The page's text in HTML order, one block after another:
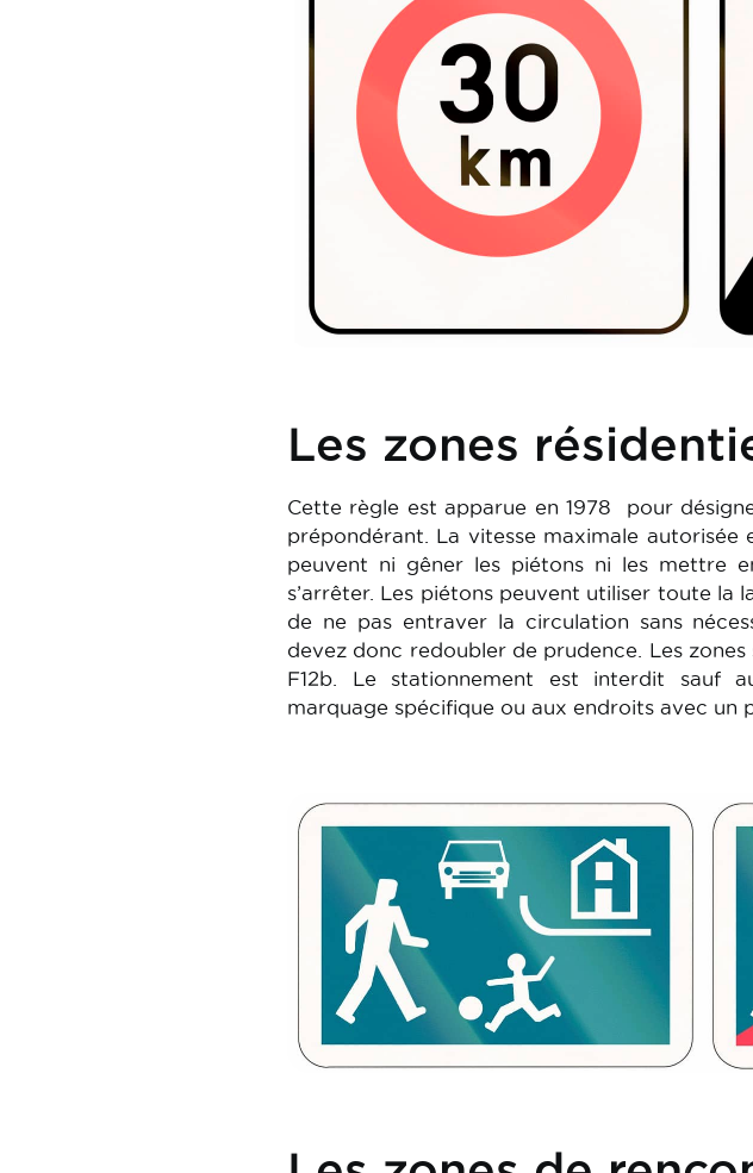
Les zones
Cette règle est apparue en 1978 pour
prépondérant. La vitesse maximale
peuvent ni gêner les piétons ni les mettre
s’arrêter. Les piétons peuvent utiliser toute la
de ne pas entraver la circulation sans
devez donc redoubler de prudence. Les zones
F12b. Le stationnement est interdit sauf
marquage spécifique ou aux endroits avec un
Image